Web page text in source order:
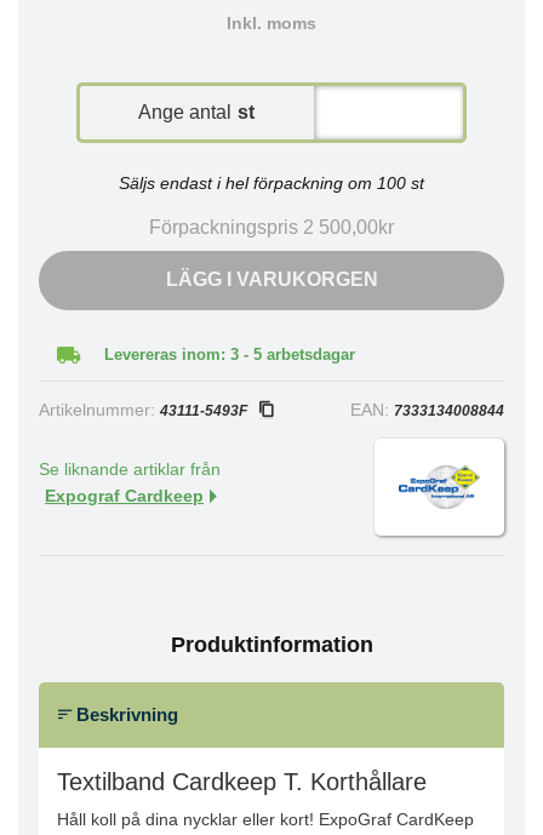
Inkl. moms
Ange antal st
Säljs endast i hel förpackning om 100 st
Förpackningspris 2 500,00kr
LÄGG I VARUKORGEN
Levereras inom: 3 - 5 arbetsdagar
Artikelnummer: 43111-5493F EAN: 7333134008844
Se liknande artiklar från
Expograf Cardkeep
Produktinformation
Beskrivning
Textilband Cardkeep T. Korthållare
Håll koll på dina nycklar eller kort! ExpoGraf CardKeep